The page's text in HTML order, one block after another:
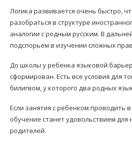
Логика развивается очень быстро,
разобраться в структуре
аналогии с родным русским. В
подспорьем в изучении сложных
До школы у ребенка языковой
сформирован. Есть все условия для
билигвом, у которого два родных
Если занятия с ребенком проводить
обучение станет удовольствием для
родителей.